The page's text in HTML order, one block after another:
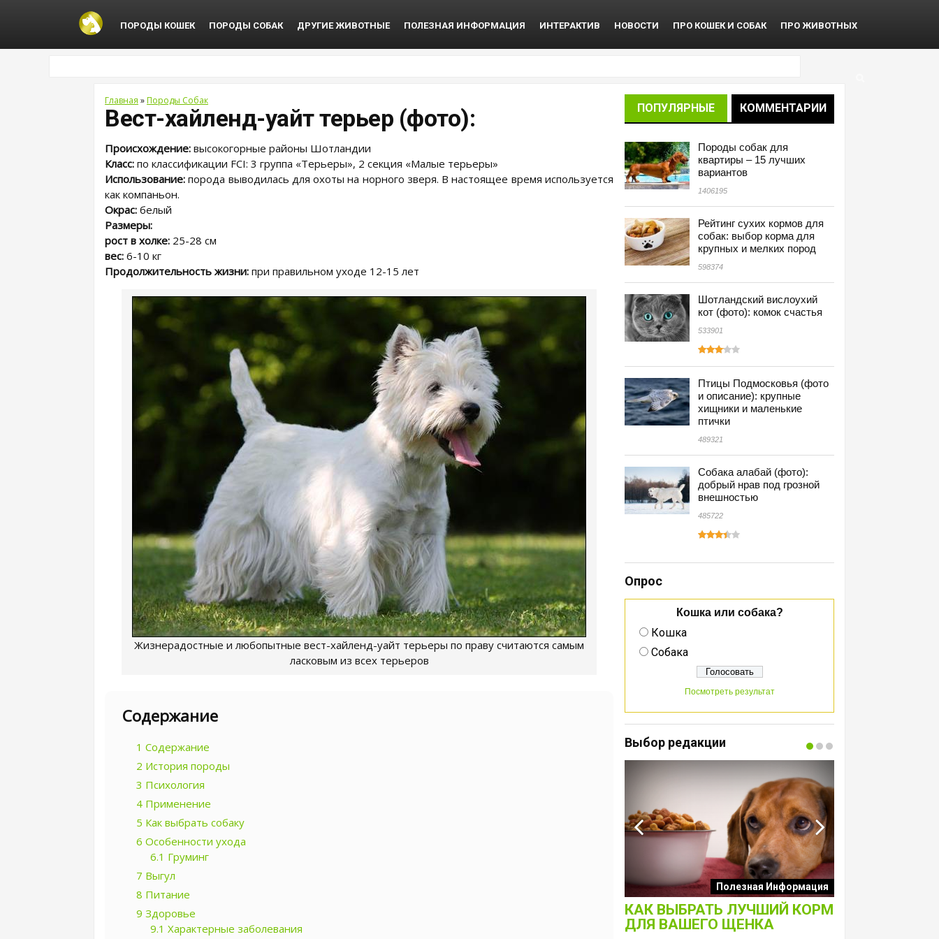
ПОРОДЫ КОШЕК ПОРОДЫ СОБАК ДРУГИЕ ЖИВОТНЫЕ ПОЛЕЗНАЯ ИНФОРМАЦИЯ ИНТЕРАКТИВ НОВОСТИ ПРО КОШЕК И СОБАК ПРО ЖИВОТНЫХ
Главная »Породы Собак
Вест-хайленд-уайт терьер (фото):
Происхождение: высокогорные районы Шотландии
Класс: по классификации FCI: 3 группа «Терьеры», 2 секция «Малые терьеры»
Использование:порода выводилась для охоты на норного зверя. В настоящее время используется
как компаньон.
Окрас: белый
Размеры:
рост в холке: 25-28 см
вес: 6-10 кг
Продолжительность жизни: при правильном уходе 12-15 лет
Жизнерадостные и любопытные вест-хайленд-уайт терьеры по праву считаются самым
ласковым из всех терьеров
Содержание
1 Содержание
2 История породы
3 Психология
4 Применение
5 Как выбрать собаку
6 Особенности ухода
6.1 Груминг
7 Выгул
8 Питание
9 Здоровье
9.1 Характерные заболевания
ПОПУЛЯРНЫЕ КОММЕНТАРИИ
Породы собак для
квартиры – 15 лучших
вариантов
1406195
Рейтинг сухих кормов для
собак: выбор корма для
крупных и мелких пород
598374
Шотландский вислоухий
кот (фото): комок счастья
533901
Птицы Подмосковья (фото
и описание): крупные
хищники и маленькие
птички
489321
Собака алабай (фото):
добрый нрав под грозной
внешностью
485722
Опрос
Кошка или собака?
Кошка
Собака
Посмотреть результат
Выбор редакции
Полезная Информация
КАК ВЫБРАТЬ ЛУЧШИЙ КОРМ
ДЛЯ ВАШЕГО ЩЕНКА